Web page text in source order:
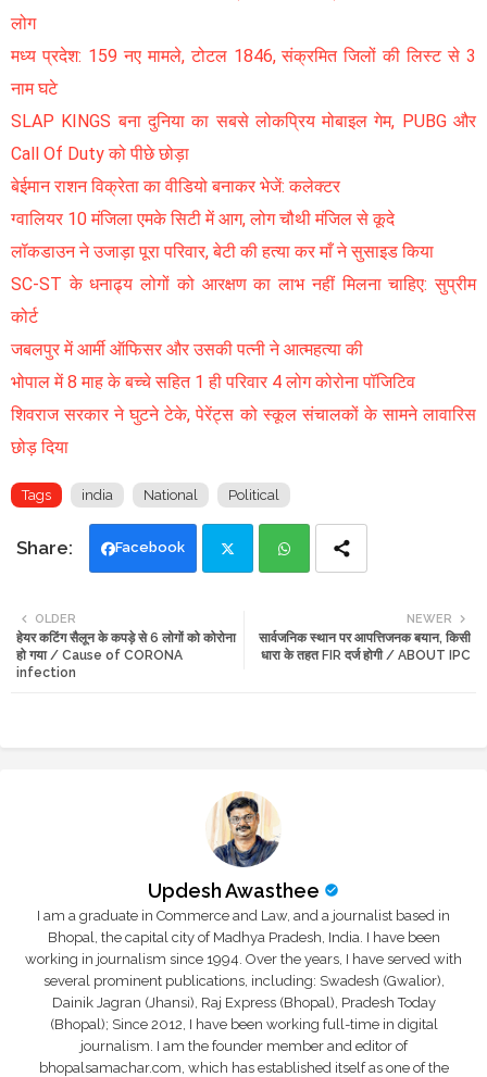
लोग
मध्य प्रदेश: 159 नए मामले, टोटल 1846, संक्रमित जिलों की लिस्ट से 3
नाम घटे
SLAP KINGS बना दुनिया का सबसे लोकप्रिय मोबाइल गेम, PUBG और
Call Of Duty को पीछे छोड़ा
बेईमान राशन विक्रेता का वीडियो बनाकर भेजें: कलेक्टर
ग्वालियर 10 मंजिला एमके सिटी में आग, लोग चौथी मंजिल से कूदे
लॉकडाउन ने उजाड़ा पूरा परिवार, बेटी की हत्या कर माँ ने सुसाइड किया
SC-ST के धनाढ्य लोगों को आरक्षण का लाभ नहीं मिलना चाहिए: सुप्रीम
कोर्ट
जबलपुर में आर्मी ऑफिसर और उसकी पत्नी ने आत्महत्या की
भोपाल में 8 माह के बच्चे सहित 1 ही परिवार 4 लोग कोरोना पॉजिटिव
शिवराज सरकार ने घुटने टेके, पेरेंट्स को स्कूल संचालकों के सामने लावारिस
छोड़ दिया
Tags india National Political
Facebook
tte ats
NEWER
सार्वजनिक स्थान पर आपत्तिजनक बयान, किसी
धारा के तहत FIR दर्ज होगी / ABOUT IPC
OLDER
हेयर कटिंग सैलून के कपड़े से 6 लोगों को कोरोना
हो गया / Cause of CORONA
infection
Updesh Awasthee
I am a graduate in Commerce and Law, and a journalist based in
Bhopal, the capital city of Madhya Pradesh, India. I have been
working in journalism since 1994. Over the years, I have served with
several prominent publications, including: Swadesh (Gwalior),
Dainik Jagran (Jhansi), Raj Express (Bhopal), Pradesh Today
(Bhopal); Since 2012, I have been working full-time in digital
journalism. I am the founder member and editor of
bhopalsamachar.com, which has established itself as one of the